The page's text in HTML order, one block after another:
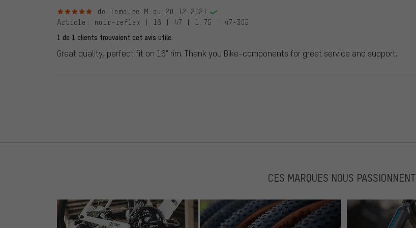
5 sur 5 étoilesde Temoure M. au 20.12.2021
Article : noir-reflex | 16 | 47 | 1.75 | 47-305
1 de 1 clients trouvaient cet avis utile.
Great quality, perfect fit on 16" rim. Thank you Bike-components for great service and support.
CES MARQUES NOUS PASSIONNENT